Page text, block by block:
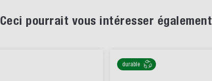
Ceci pourrait vous intéresser également
durable